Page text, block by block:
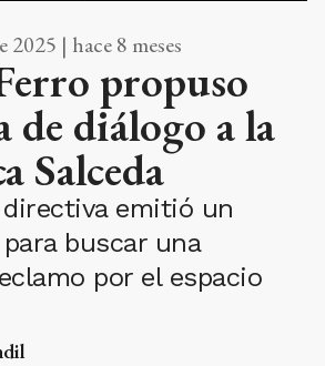
2025 | hace 8 meses
propuso
de diálogo a la
Salceda
emitió un
buscar una
por el espacio